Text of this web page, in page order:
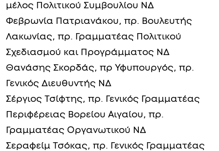
μέλος Πολιτικού Συμβουλίου ΝΔ
Φεβρωνία Πατριανάκου, πρ. Βουλευτής
Λακωνίας, πρ. Γραμματέας Πολιτικού
Σχεδιασμού και Προγράμματος ΝΔ
Θανάσης Σκορδάς, πρ Υφυπουργός, πρ.
Γενικός Διευθυντής ΝΔ
Σέργιος Τσίφτης, πρ. Γενικός Γραμματέας
Περιφέρειας Βορείου Αιγαίου, πρ.
Γραμματέας Οργανωτικού ΝΔ
Σεραφείμ Τσόκας, πρ. Γενικός Γραμματέας